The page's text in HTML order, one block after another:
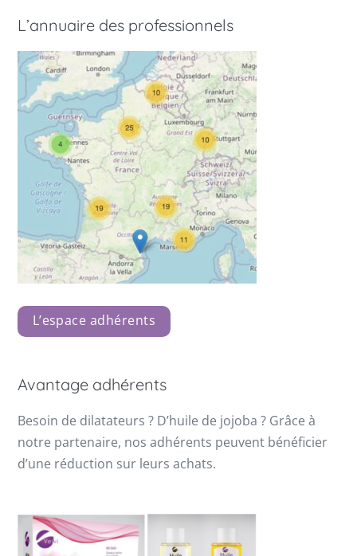
L’annuaire des professionnels
L’espace adhérents
Avantage adhérents
Besoin de dilatateurs ? D’huile de jojoba ? Grâce à
notre partenaire, nos adhérents peuvent bénéficier
d’une réduction sur leurs achats.